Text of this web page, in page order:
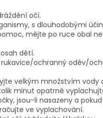
očí.
s dlouhodobými
mějte po ruce obal
dětí.
ochranný oděv/
velkým množstvím vody
minut opatrně
jsou-li nasazeny a pokud
ve vyplachování.